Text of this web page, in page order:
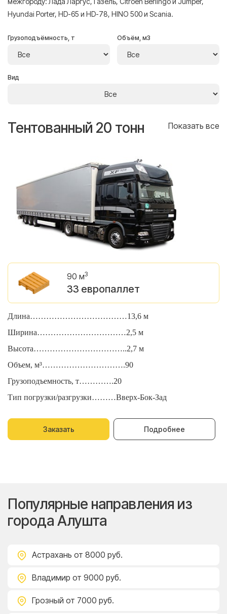
Hyundai Porter, HD-65 и HD-78, HINO 500 и Scania.
Грузоподъёмность, т Объём, м3
Вид
Тентованный 20 тонн Показать все
90 м3
33 европаллет
Длина………………………………13,6 м
Ширина……………………………2,5 м
Высота……………………………..2,7 м
Объем, м³………………………….90
Грузоподъемность, т………….20
Тип погрузки/разгрузки………Вверх-Бок-Зад
Заказать Подробнее
Популярные направления из
города Алушта
Астрахань от 8000 руб.
Владимир от 9000 руб.
Грозный от 7000 руб.